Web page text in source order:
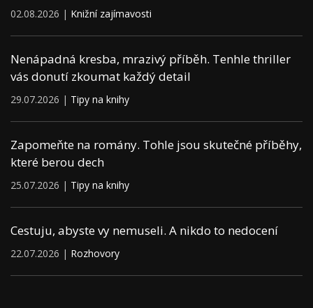
02.08.2026 | Knižní zajímavosti
Nenápadná kresba, mrazivý příběh. Tenhle thriller
vás donutí zkoumat každý detail
29.07.2026 | Tipy na knihy
Zapomeňte na romány. Tohle jsou skutečné příběhy,
které berou dech
25.07.2026 | Tipy na knihy
Cestuju, abyste vy nemuseli. A nikdo to nedocení
22.07.2026 | Rozhovory